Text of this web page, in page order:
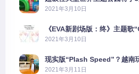
2021年3月10日
《EVA新剧场版：终》主题
公布
2021年3月10日
现实版“Plash Speed”？越南
PS5上演好戏
2021年3月11日